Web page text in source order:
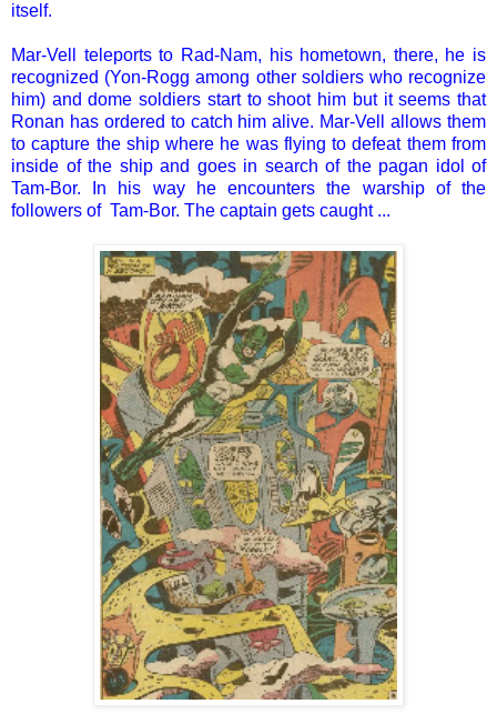
itself.
Mar-Vell teleports to Rad-Nam, his hometown, there, he is
recognized (Yon-Rogg among other soldiers who recognize
him) and dome soldiers start to shoot him but it seems that
Ronan has ordered to catch him alive. Mar-Vell allows them
to capture the ship where he was flying to defeat them from
inside of the ship and goes in search of the pagan idol of
Tam-Bor. In his way he encounters the warship of the
followers of Tam-Bor. The captain gets caught ...